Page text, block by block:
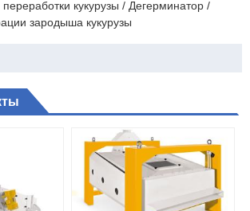
кукурузы / Дегерминатор /
зародыша кукурузы